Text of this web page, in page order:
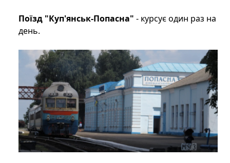
Поїзд "Куп'янськ-Попасна" - курсує один раз на
день.